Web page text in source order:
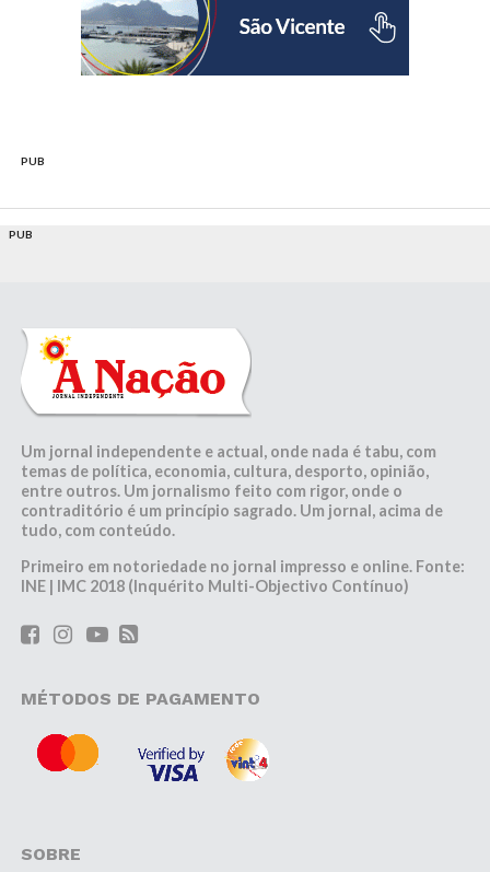
PUB
PUB
Um jornal independente e actual, onde nada é tabu, com
temas de política, economia, cultura, desporto, opinião,
entre outros. Um jornalismo feito com rigor, onde o
contraditório é um princípio sagrado. Um jornal, acima de
tudo, com conteúdo.
Primeiro em notoriedade no jornal impresso e online. Fonte:
INE | IMC 2018 (Inquérito Multi-Objectivo Contínuo)
MÉTODOS DE PAGAMENTO
SOBRE